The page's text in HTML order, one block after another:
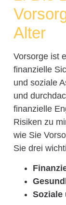
Alter
Vorsorge ist
finanzielle
und soziale
und
finanzielle
Risiken zu
wie Sie
Sie drei
Soziale